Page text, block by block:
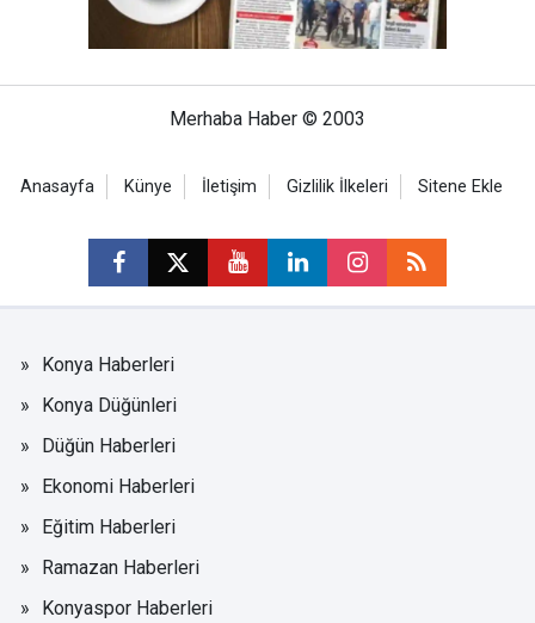
Merhaba Haber © 2003
Anasayfa Künye İletişim Gizlilik İlkeleri Sitene Ekle
Konya Haberleri
Konya Düğünleri
Düğün Haberleri
Ekonomi Haberleri
Eğitim Haberleri
Ramazan Haberleri
Konyaspor Haberleri